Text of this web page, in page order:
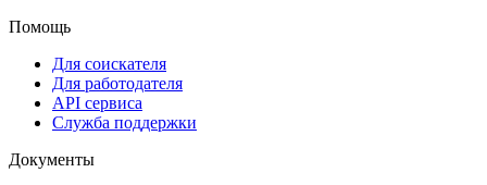
Помощь
Для соискателя
Для работодателя
API сервиса
Служба поддержки
Документы